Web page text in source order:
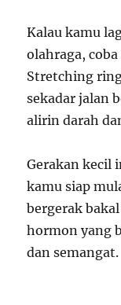
Kalau kamu
olahraga,
Stretching
sekadar jalan
alirin darah
Gerakan kecil
kamu siap
bergerak
hormon yang
dan semangat.